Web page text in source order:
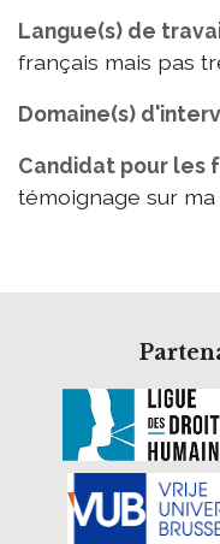
Langue(s) de
français mais pas
Domaine(s)
Candidat pour les
témoignage sur